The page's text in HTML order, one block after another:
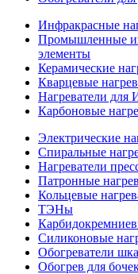
Инфракрасные
Промышленные
элементы
Керамические
Кварцевые
Нагреватели для
Карбоновые
Электрические
Спиральные
Нагреватели
Патронные
Кольцевые
ТЭНы
Силиконовые
Обогреватели
Обогрев для